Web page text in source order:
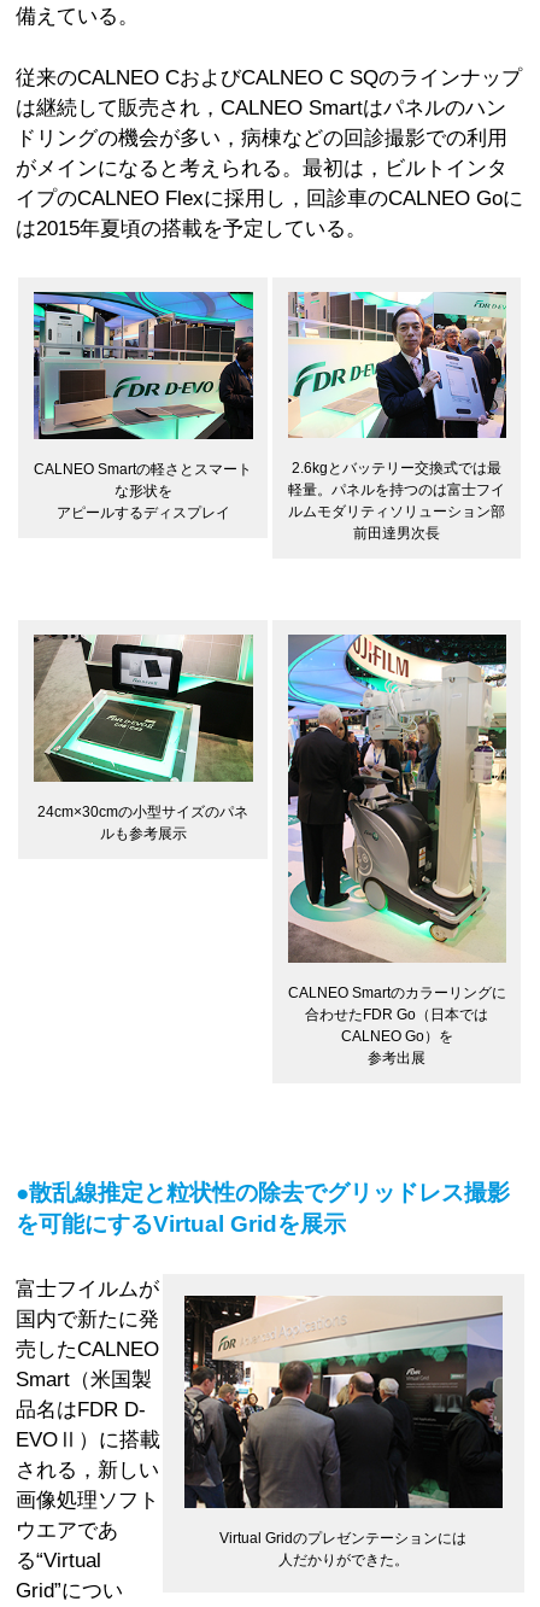
備えている。
従来のCALNEO CおよびCALNEO C SQのラインナップ
は継続して販売され，CALNEO Smartはパネルのハン
ドリングの機会が多い，病棟などの回診撮影での利用
がメインになると考えられる。最初は，ビルトインタ
イプのCALNEO Flexに採用し，回診車のCALNEO Goに
は2015年夏頃の搭載を予定している。
CALNEO Smartの軽さとスマート
な形状を
アピールするディスプレイ
2.6kgとバッテリー交換式では最
軽量。パネルを持つのは富士フイ
ルムモダリティソリューション部
前田達男次長
24cm×30cmの小型サイズのパネ
ルも参考展示
CALNEO Smartのカラーリングに
合わせたFDR Go（日本では
CALNEO Go）を
参考出展
●散乱線推定と粒状性の除去でグリッドレス撮影
を可能にするVirtual Gridを展示
Virtual Gridのプレゼンテーションには
人だかりができた。
富士フイルムが
国内で新たに発
売したCALNEO
Smart（米国製
品名はFDR D-
EVOⅡ）に搭載
される，新しい
画像処理ソフト
ウエアであ
る“Virtual
Grid”につい